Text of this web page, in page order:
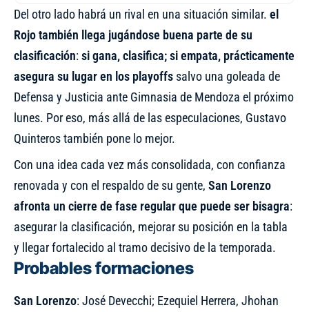
Del otro lado habrá un rival en una situación similar. el
Rojo también llega jugándose buena parte de su
clasificación:si gana, clasifica; si empata, prácticamente
asegura su lugar en los playoffs salvo una goleada de
Defensa y Justicia ante Gimnasia de Mendoza el próximo
lunes. Por eso, más allá de las especulaciones, Gustavo
Quinteros también pone lo mejor.
Con una idea cada vez más consolidada, con confianza
renovada y con el respaldo de su gente, San Lorenzo
afronta un cierre de fase regular que puede ser bisagra:
asegurar la clasificación, mejorar su posición en la tabla
y llegar fortalecido al tramo decisivo de la temporada.
Probables formaciones
San Lorenzo: José Devecchi; Ezequiel Herrera, Jhohan